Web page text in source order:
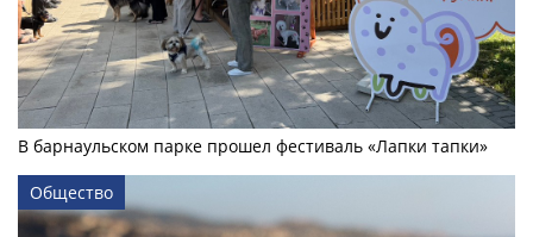
В барнаульском парке прошел фестиваль «Лапки тапки»
Общество